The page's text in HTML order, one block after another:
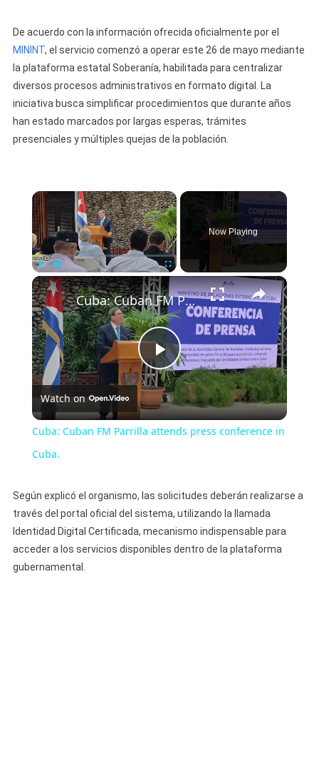
De acuerdo con la información ofrecida oficialmente por el
MININT, el servicio comenzó a operar este 26 de mayo mediante
la plataforma estatal Soberanía, habilitada para centralizar
diversos procesos administrativos en formato digital. La
iniciativa busca simplificar procedimientos que durante años
han estado marcados por largas esperas, trámites
presenciales y múltiples quejas de la población.
×
Play Unmute Fullscreen
Now Playing
×
Play
Video
Cuba: Cuban FM Parrilla attends press conference in Cuba.
Watch on
Cuba: Cuban FM Parrilla attends press conference in
Cuba.
Según explicó el organismo, las solicitudes deberán realizarse a
través del portal oficial del sistema, utilizando la llamada
Identidad Digital Certificada, mecanismo indispensable para
acceder a los servicios disponibles dentro de la plataforma
gubernamental.